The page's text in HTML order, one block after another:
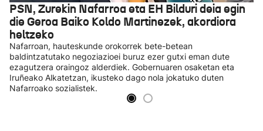
PSN, Zurekin Nafarroa eta EH Bilduri deia egin
die Geroa Baiko Koldo Martinezek, akordiora
heltzeko
Nafarroan, hauteskunde orokorrek bete-betean
baldintzatutako negoziazioei buruz ezer gutxi eman dute
ezagutzera oraingoz alderdiek. Gobernuaren osaketan eta
Iruñeako Alkatetzan, ikusteko dago nola jokatuko duten
Nafarroako sozialistek.